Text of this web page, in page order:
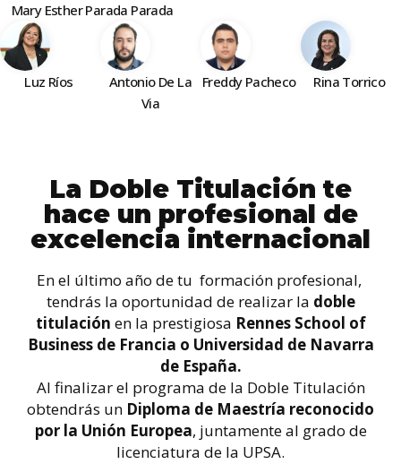
Mary Esther Parada Parada
Luz Ríos
Antonio De La
Via
Freddy Pacheco Rina Torrico
La Doble Titulación te
hace un profesional de
excelencia internacional
En el último año de tu formación profesional,
tendrás la oportunidad de realizar la doble
titulación en la prestigiosa Rennes School of
Business de Francia o Universidad de Navarra
de España.
Al finalizar el programa de la Doble Titulación
obtendrás un Diploma de Maestría reconocido
por la Unión Europea, juntamente al grado de
licenciatura de la UPSA.